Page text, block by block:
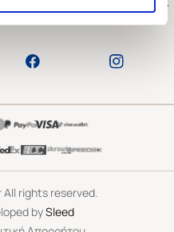
rights reserved.
bySleed